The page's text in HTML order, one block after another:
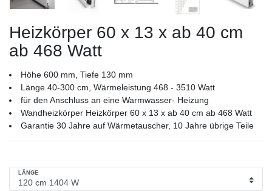
Heizkörper 60 x 13 x ab 40 cm
ab 468 Watt
Höhe 600 mm, Tiefe 130 mm
Länge 40-300 cm, Wärmeleistung 468 - 3510 Watt
für den Anschluss an eine Warmwasser- Heizung
Wandheizkörper Heizkörper 60 x 13 x ab 40 cm ab 468 Watt
Garantie 30 Jahre auf Wärmetauscher, 10 Jahre übrige Teile
LÄNGE